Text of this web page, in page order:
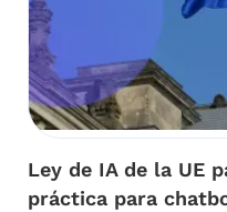
Ley de IA de la UE
práctica para